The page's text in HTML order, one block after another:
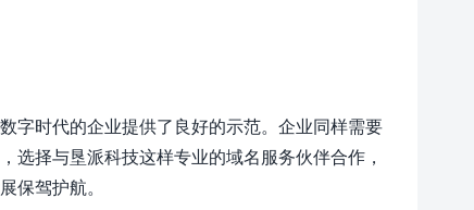
字时代的企业提供了良好的示范。企业同样需要
择与垦派科技这样专业的域名服务伙伴合作，
保驾护航。